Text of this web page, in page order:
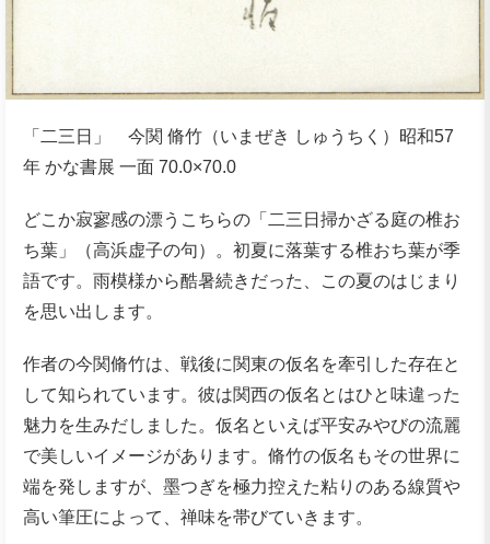
「二三日」 今関 脩竹（いまぜき しゅうちく）昭和57
年 かな書展 一面 70.0×70.0
どこか寂寥感の漂うこちらの「二三日掃かざる庭の椎お
ち葉」（高浜虚子の句）。初夏に落葉する椎おち葉が季
語です。雨模様から酷暑続きだった、この夏のはじまり
を思い出します。
作者の今関脩竹は、戦後に関東の仮名を牽引した存在と
して知られています。彼は関西の仮名とはひと味違った
魅力を生みだしました。仮名といえば平安みやびの流麗
で美しいイメージがあります。脩竹の仮名もその世界に
端を発しますが、墨つぎを極力控えた粘りのある線質や
高い筆圧によって、禅味を帯びていきます。